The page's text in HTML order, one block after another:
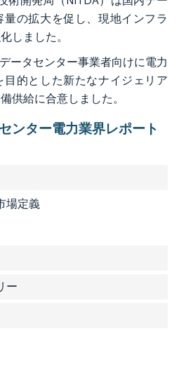
量の拡大を促し、現地インフラ
しました。
ータセンター事業者向けに電力
目的とした新たなナイジェリア
供給に合意しました。
ンター電力業界レポート
場定義
ー